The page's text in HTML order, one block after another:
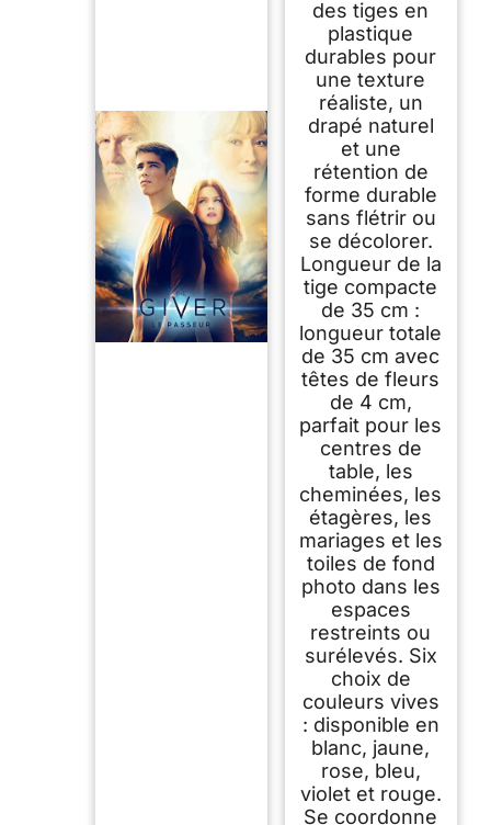
des tiges en
plastique
durables pour
une texture
réaliste, un
drapé naturel
et une
rétention de
forme durable
sans flétrir ou
se décolorer.
Longueur de la
tige compacte
de 35 cm :
longueur totale
de 35 cm avec
têtes de fleurs
de 4 cm,
parfait pour les
centres de
table, les
cheminées, les
étagères, les
mariages et les
toiles de fond
photo dans les
espaces
restreints ou
surélevés. Six
choix de
couleurs vives
: disponible en
blanc, jaune,
rose, bleu,
violet et rouge.
Se coordonne